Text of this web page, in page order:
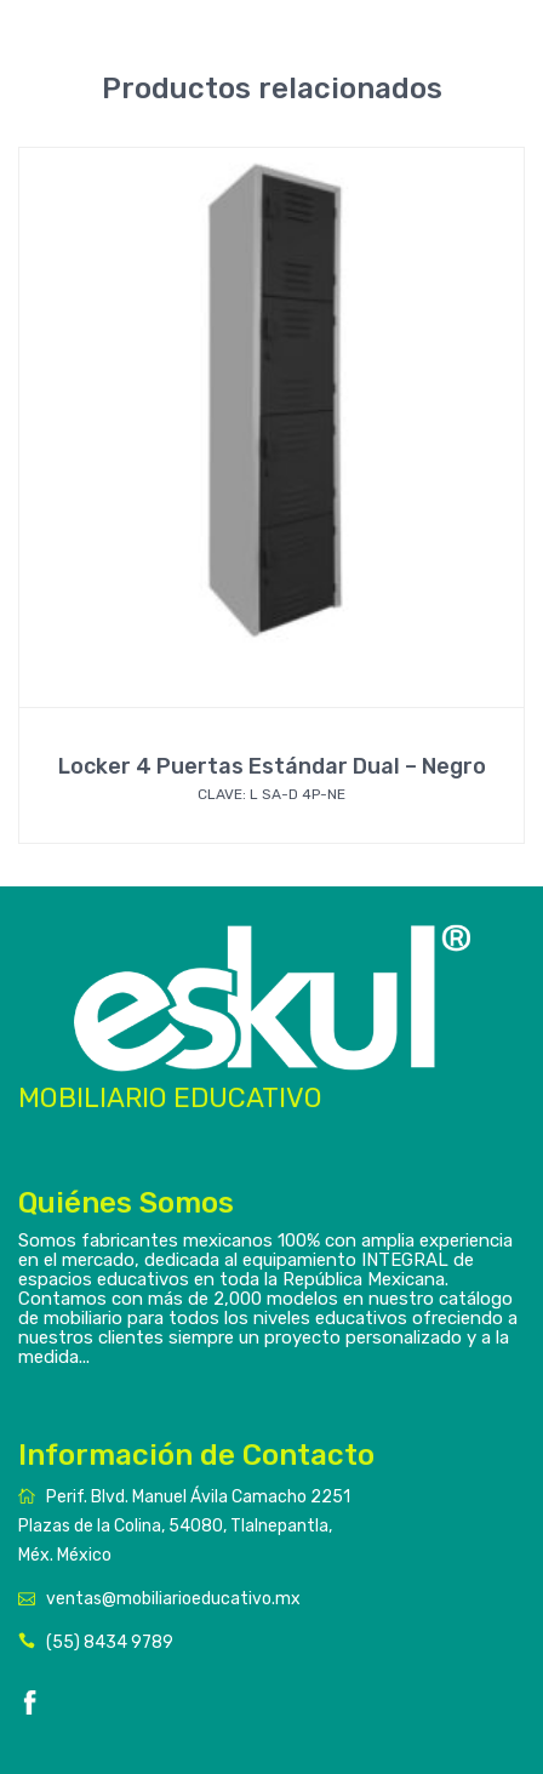
Productos relacionados
Locker 4 Puertas Estándar Dual – Negro
CLAVE: L SA-D 4P-NE
MOBILIARIO EDUCATIVO
Quiénes Somos
Somos fabricantes mexicanos 100% con amplia experiencia
en el mercado, dedicada al equipamiento INTEGRAL de
espacios educativos en toda la República Mexicana.
Contamos con más de 2,000 modelos en nuestro catálogo
de mobiliario para todos los niveles educativos ofreciendo a
nuestros clientes siempre un proyecto personalizado y a la
medida...
Información de Contacto
Perif. Blvd. Manuel Ávila Camacho 2251
Plazas de la Colina, 54080, Tlalnepantla,
Méx. México
ventas@mobiliarioeducativo.mx
(55) 8434 9789